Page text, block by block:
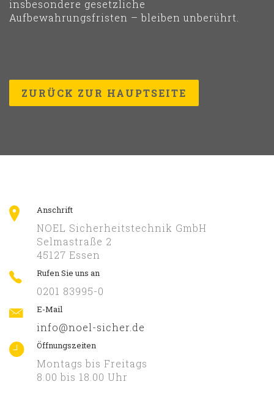
insbesondere gesetzliche
Aufbewahrungsfristen – bleiben unberührt.
ZURÜCK ZUR HAUPTSEITE
Anschrift
NOEL Sicherheitstechnik GmbH
Selmastraße 2
45127 Essen
Rufen Sie uns an
0201 83995-0
E-Mail
info@noel-sicher.de
Öffnungszeiten
Montags bis Freitags
8.00 bis 18.00 Uhr